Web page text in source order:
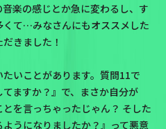
楽の感じとか急に変わるし、す
くて…みなさんにもオススメした
きました！
いことがあります。質問11で
てますか？』で、まさか自分が
とを言っちゃったじゃん？ そした
うになりましたか？』って悪意